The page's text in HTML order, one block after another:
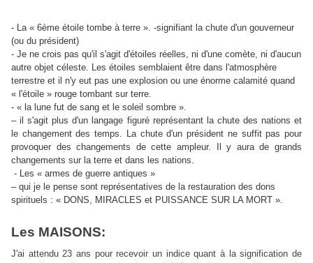
- La « 6ème étoile tombe à terre ». -signifiant la chute d'un gouverneur
(ou du président)
- Je ne crois pas qu'il s'agit d'étoiles réelles, ni d'une comète, ni d'aucun
autre objet céleste. Les étoiles semblaient être dans l'atmosphère
terrestre et il n'y eut pas une explosion ou une énorme calamité quand
« l'étoile » rouge tombant sur terre.
- « la lune fut de sang et le soleil sombre ».
– il s'agit plus d'un langage figuré représentant la chute des nations et
le changement des temps. La chute d'un président ne suffit pas pour
provoquer des changements de cette ampleur. Il y aura de grands
changements sur la terre et dans les nations.
- Les « armes de guerre antiques »
– qui je le pense sont représentatives de la restauration des dons
spirituels : « DONS, MIRACLES et PUISSANCE SUR LA MORT ».
Les MAISONS:
J'ai attendu 23 ans pour recevoir un indice quant à la signification de